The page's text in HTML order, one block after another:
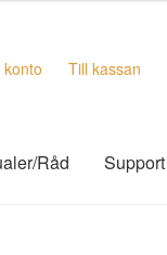
konto Till kassan
Råd Support